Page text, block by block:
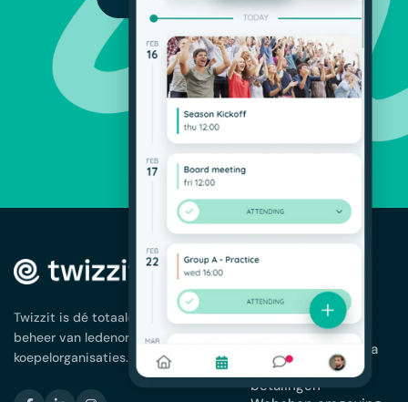
Twizzit is dé totaaloplossing voor het
beheer van ledenorganisaties en
koepelorganisaties.
OPLOSSINGEN
Ledenbeheer
App voor je
vereniging
Planning en agenda
Facturatie en
betalingen